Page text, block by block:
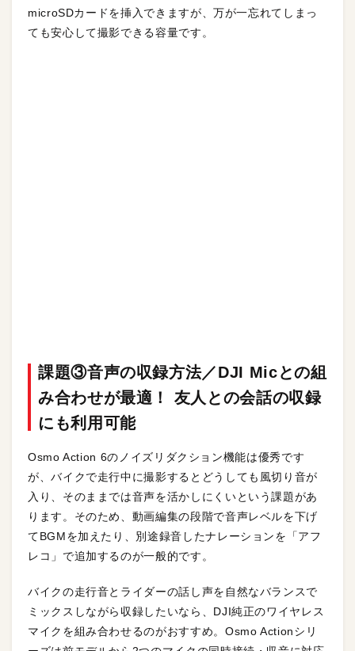
microSDカードを挿入できますが、万が一忘れてしまっ
ても安心して撮影できる容量です。
課題③音声の収録方法／DJI Micとの組
み合わせが最適！ 友人との会話の収録
にも利用可能
Osmo Action 6のノイズリダクション機能は優秀です
が、バイクで走行中に撮影するとどうしても風切り音が
入り、そのままでは音声を活かしにくいという課題があ
ります。そのため、動画編集の段階で音声レベルを下げ
てBGMを加えたり、別途録音したナレーションを「アフ
レコ」で追加するのが一般的です。
バイクの走行音とライダーの話し声を自然なバランスで
ミックスしながら収録したいなら、DJI純正のワイヤレス
マイクを組み合わせるのがおすすめ。Osmo Actionシリ